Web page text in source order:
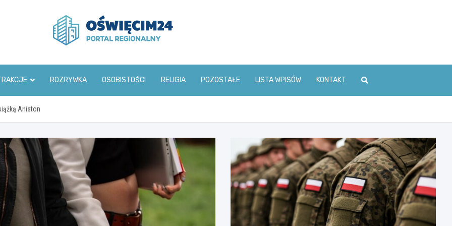
www.oswiecim24.pl
ROZRYWKA OSOBISTOŚCI RELIGIA POZOSTAŁE LISTA WPISÓW KONTAKT
Aniston